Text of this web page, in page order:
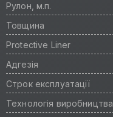
Рулон, м.п.
Товщина
Protective Liner
Адгезія
Строк експлуатації
Технологія виробництва